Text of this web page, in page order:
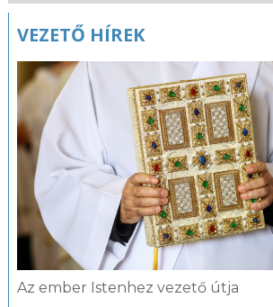
Kapcsolódó
VEZETŐ HÍREK
Az ember Istenhez vezető útja